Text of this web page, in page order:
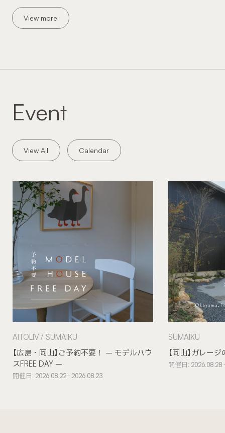
View more
Event
View All Calendar
【広島・岡山】ご予約不要！ – モデルハウ
スFREE DAY –
AITOLIV SUMAIKU
開催日: 2026.08.22 - 2026.08.23
【岡山】ガレー
SUMAIKU
開催日: 2026.08.28